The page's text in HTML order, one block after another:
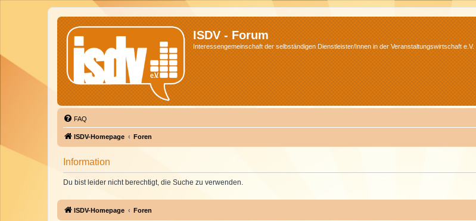
ISDV - Forum
Interessengemeinschaft der selbständigen Dienstleister/Innen in der Veranstaltungswirtschaft e.V.
FAQ
ISDV-Homepage Foren
Information
Du bist leider nicht berechtigt, die Suche zu verwenden.
ISDV-Homepage Foren